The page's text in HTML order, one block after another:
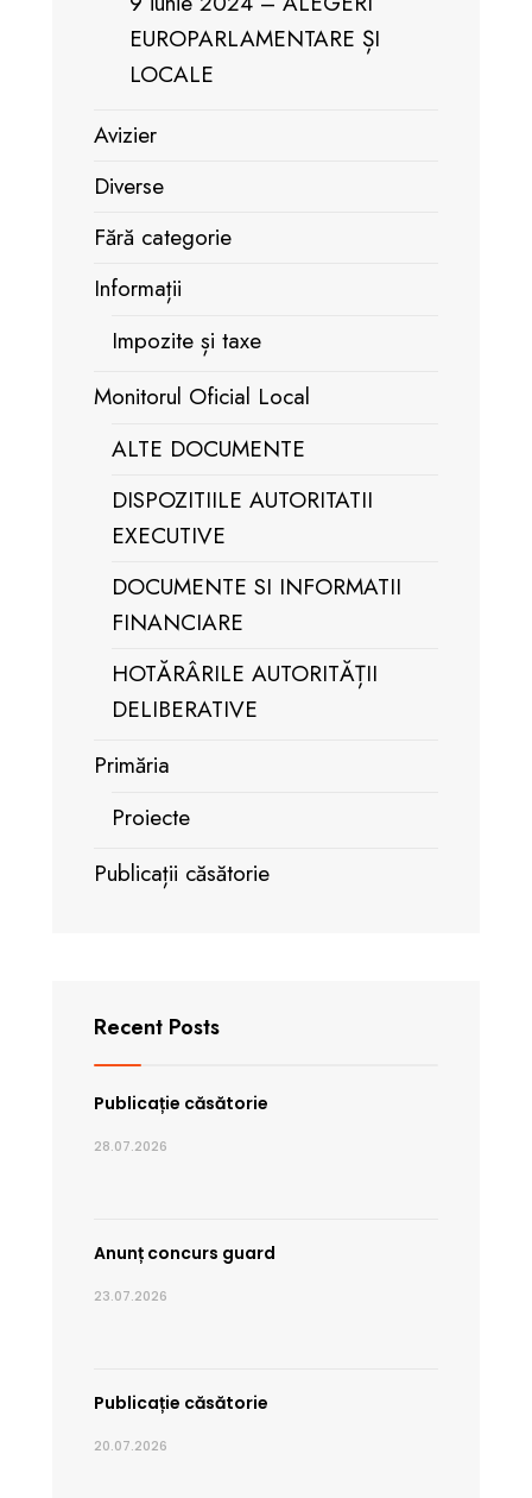
EUROPARLAMENTARE ȘI
LOCALE
Avizier
Diverse
Fără categorie
Informații
Impozite și taxe
Monitorul Oficial Local
ALTE DOCUMENTE
DISPOZITIILE AUTORITATII
EXECUTIVE
DOCUMENTE SI INFORMATII
FINANCIARE
HOTĂRÂRILE AUTORITĂȚII
DELIBERATIVE
Primăria
Proiecte
Publicații căsătorie
Recent Posts
Publicație căsătorie
28.07.2026
Anunț concurs guard
23.07.2026
Publicație căsătorie
20.07.2026